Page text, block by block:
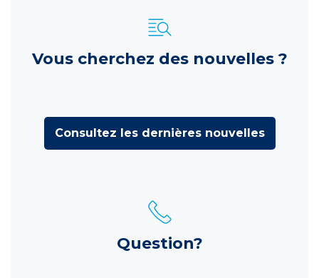
Vous cherchez des nouvelles ?
Consultez les dernières nouvelles
Question?